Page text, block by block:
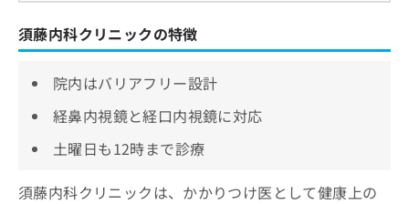
須藤内科クリニックの特徴
院内はバリアフリー設計
経鼻内視鏡と経口内視鏡に対応
土曜日も12時まで診療
須藤内科クリニックは、かかりつけ医として健康上の